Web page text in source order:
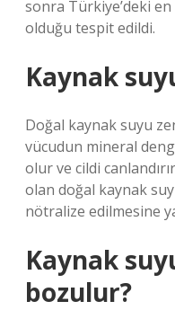
sonra Türkiye’deki en
olduğu tespit edildi.
Kaynak
Doğal kaynak suyu
vücudun mineral
olur ve cildi
olan doğal kaynak
nötralize edilmesine
Kaynak
bozulur?